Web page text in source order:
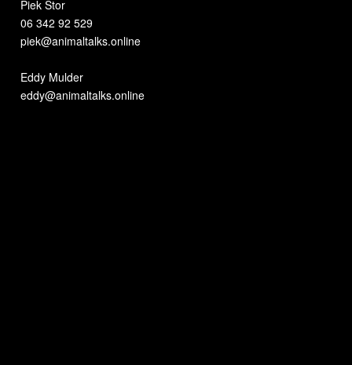
Piek Stor
06 342 92 529
piek@animaltalks.online
Eddy Mulder
eddy@animaltalks.online